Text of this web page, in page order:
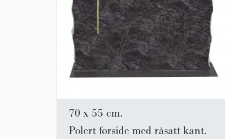
70 x 55 cm.
Polert forside med råsatt kant.